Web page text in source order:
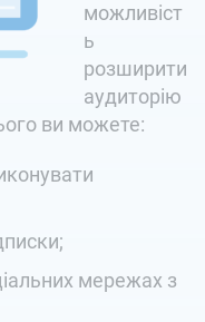
можливіст
ь
розширити
аудиторію
ви можете:
мережах з